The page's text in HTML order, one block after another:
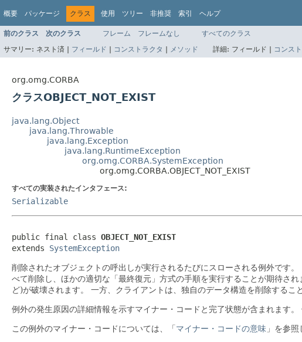
概要 パッケージ クラス 使用 ツリー 非推奨 索引 ヘルプ
前のクラス 次のクラス フレーム フレームなし
すべてのクラス
サマリー: ネスト済 | フィールド | コンストラクタ | メソッド 詳細: フィールド | コンス
org.omg.CORBA
クラスOBJECT_NOT_EXIST
java.lang.Object
java.lang.Throwable
java.lang.Exception
java.lang.RuntimeException
org.omg.CORBA.SystemException
org.omg.CORBA.OBJECT_NOT_EXIST
すべての実装されたインタフェース:
Serializable
public final class OBJECT_NOT_EXIST
extends SystemException
削除されたオブジェクトの呼出しが実行されるたびにスローされる例外です。
べて削除し、ほかの適切な「最終復元」方式の手順を実行することが期待され
ど)が破壊されます。
一方、クライアントは、独自のデータ構造を削除するこ
例外の発生原因の詳細情報を示すマイナー・コードと完了状態が含まれます。
この例外のマイナー・コードについては、「マイナー・コードの意味 」を参照